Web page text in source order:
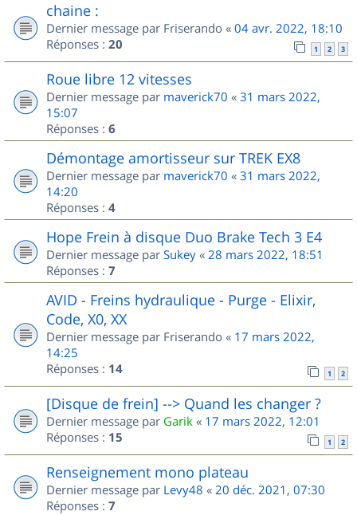
chaine :
Dernier message par Friserando « 04 avr. 2022, 18:10
Réponses : 20 1 2 3
Roue libre 12 vitesses
Dernier message par maverick70 « 31 mars 2022,
15:07
Réponses : 6
Démontage amortisseur sur TREK EX8
Dernier message par maverick70 « 31 mars 2022,
14:20
Réponses : 4
Hope Frein à disque Duo Brake Tech 3 E4
Dernier message par Sukey « 28 mars 2022, 18:51
Réponses : 7
AVID - Freins hydraulique - Purge - Elixir,
Code, X0, XX
Dernier message par Friserando « 17 mars 2022,
14:25
Réponses : 14 1 2
[Disque de frein] --> Quand les changer ?
Dernier message par Garik « 17 mars 2022, 12:01
Réponses : 15 1 2
Renseignement mono plateau
Dernier message par Levy48 « 20 déc. 2021, 07:30
Réponses : 7